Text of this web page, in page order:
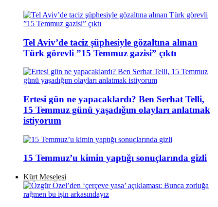
Tel Aviv’de taciz şüphesiyle gözaltına alınan
Türk görevli ”15 Temmuz gazisi” çıktı
Ertesi gün ne yapacaklardı? Ben Serhat Telli,
15 Temmuz günü yaşadığım olayları anlatmak
istiyorum
15 Temmuz’u kimin yaptığı sonuçlarında gizli
Kürt Meselesi